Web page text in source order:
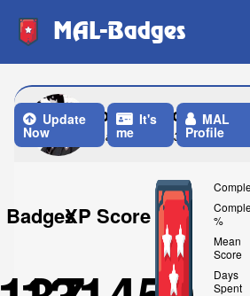
MAL-Badges
balagergo
Last Update: 3 Weeks ago
Update
Now
It's
me
MAL
Profile
BadgesXP Score
%
Mean
Score
Days
Spent